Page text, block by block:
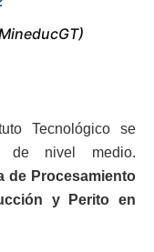
Tecnológico se
de nivel medio.
de Procesamiento
y Perito en